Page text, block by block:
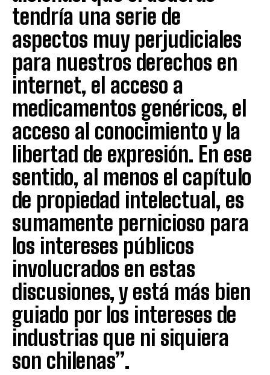
tendría una serie de
aspectos muy perjudiciales
para nuestros derechos en
internet, el acceso a
medicamentos genéricos, el
acceso al conocimiento y la
libertad de expresión. En ese
sentido, al menos el capítulo
de propiedad intelectual, es
sumamente pernicioso para
los intereses públicos
involucrados en estas
discusiones, y está más bien
guiado por los intereses de
industrias que ni siquiera
son chilenas”.